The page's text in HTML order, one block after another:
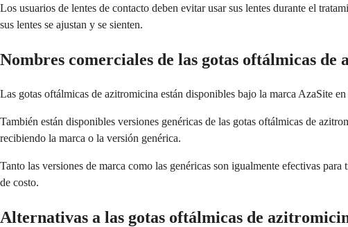
Los usuarios de lentes de contacto deben evitar usar sus lentes durante el
sus lentes se ajustan y se sienten.
Nombres comerciales de las gotas oftálmicas de
Las gotas oftálmicas de azitromicina están disponibles bajo la marca AzaSite
También están disponibles versiones genéricas de las gotas oftálmicas de
recibiendo la marca o la versión genérica.
Tanto las versiones de marca como las genéricas son igualmente efectivas
de costo.
Alternativas a las gotas oftálmicas de